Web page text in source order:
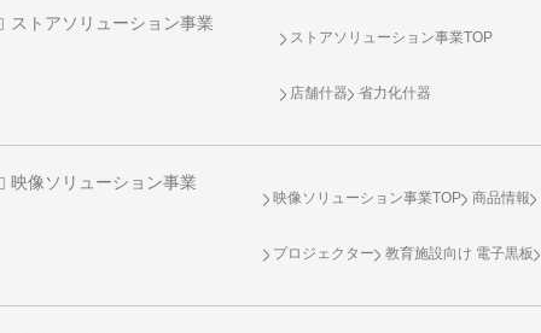
ストアソリューション事業
ストアソリューション事業TOP
店舗什器 省力化什器
映像ソリューション事業
映像ソリューション事業TOP 商品情報
プロジェクター 教育施設向け 電子黒板